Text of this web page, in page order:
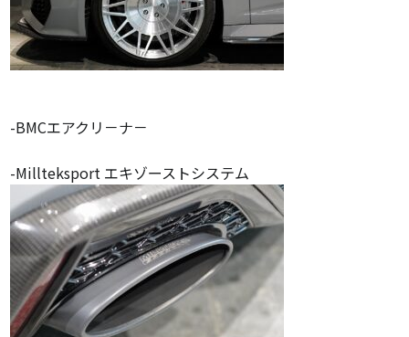
-BMCエアクリ－ナ－
-Millteksport エキゾーストシステム